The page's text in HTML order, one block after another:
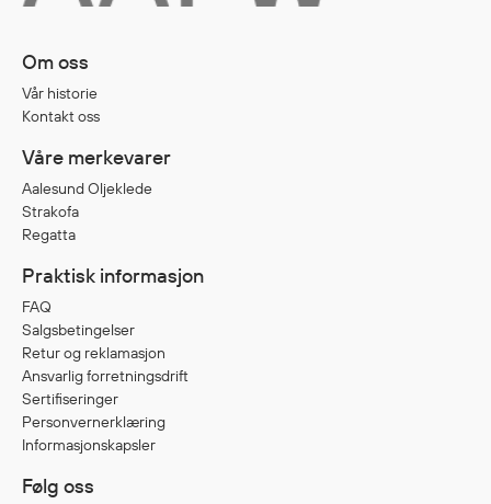
Om oss
Vår historie
Kontakt oss
Våre merkevarer
Aalesund Oljeklede
Strakofa
Regatta
Praktisk informasjon
FAQ
Salgsbetingelser
Retur og reklamasjon
Ansvarlig forretningsdrift
Sertifiseringer
Personvernerklæring
Informasjonskapsler
Følg oss